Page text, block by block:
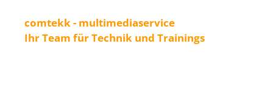
comtekk - multimediaservice
Ihr Team für Technik und Trainings